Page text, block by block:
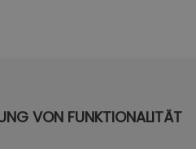
VON FUNKTIONALITÄT